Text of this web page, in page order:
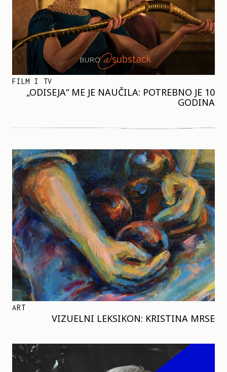
FILM I TV
„ODISEJA“ ME JE NAUČILA: POTREBNO JE 10
GODINA
ART
VIZUELNI LEKSIKON: KRISTINA MRSE